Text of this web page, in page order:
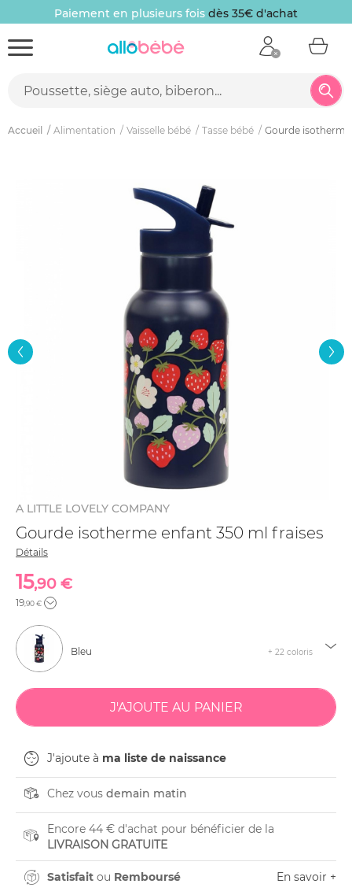
Paiement en plusieurs fois dès 35€ d'achat
Accueil Alimentation Vaisselle bébé Tasse bébé Gourde
A LITTLE LOVELY COMPANY
Gourde isotherme enfant 350 ml fraises
Détails
15,90 €
19,90 €
Bleu + 22 coloris
J'ajoute à ma liste de naissance
Chez vous demain matin
Encore 44 € d'achat pour bénéficier de la
LIVRAISON GRATUITE
Satisfait ou Remboursé En savoir +